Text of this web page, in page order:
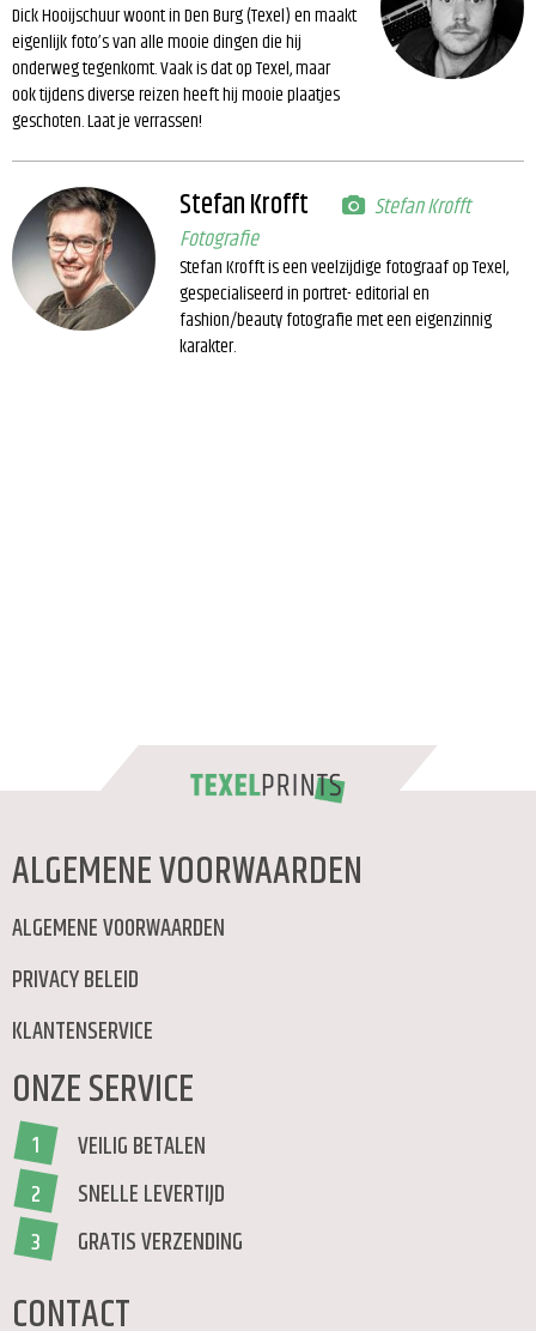
Dick Hooijschuur woont in Den Burg (Texel) en maakt
eigenlijk foto’s van alle mooie dingen die hij
onderweg tegenkomt. Vaak is dat op Texel, maar
ook tijdens diverse reizen heeft hij mooie plaatjes
geschoten. Laat je verrassen!
Stefan Krofft
Stefan Krofft
Fotografie
Stefan Krofft is een veelzijdige fotograaf op Texel,
gespecialiseerd in portret- editorial en
fashion/beauty fotografie met een eigenzinnig
karakter.
ALGEMENE VOORWAARDEN
ALGEMENE VOORWAARDEN
PRIVACY BELEID
KLANTENSERVICE
ONZE SERVICE
1 VEILIG BETALEN
2 SNELLE LEVERTIJD
3 GRATIS VERZENDING
CONTACT